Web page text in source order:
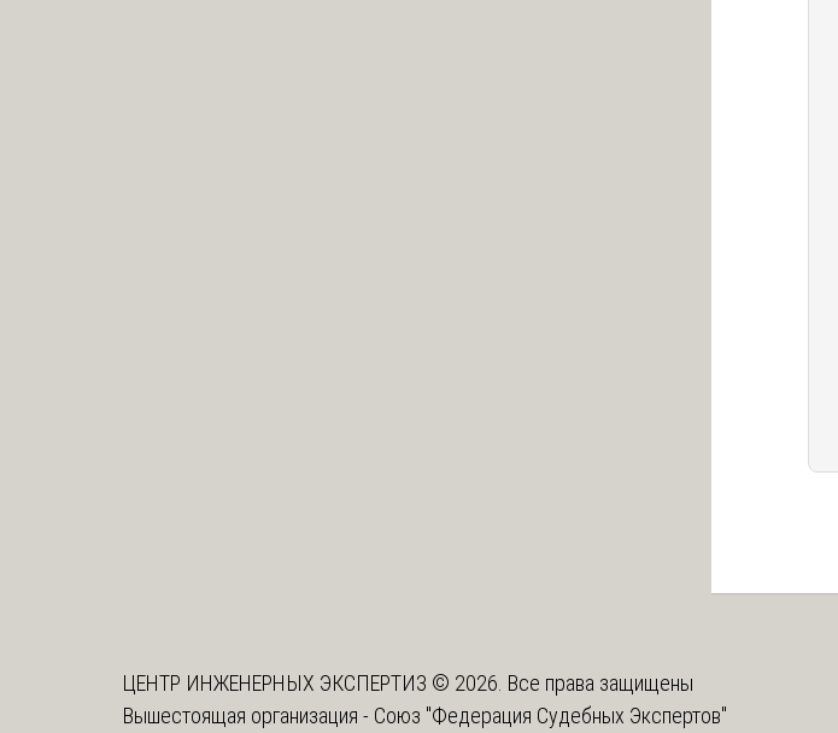
ЦЕНТР ИНЖЕНЕРНЫХ ЭКСПЕРТИЗ © 2026. Все права защищены
Вышестоящая организация - Союз "Федерация Судебных Экспертов"